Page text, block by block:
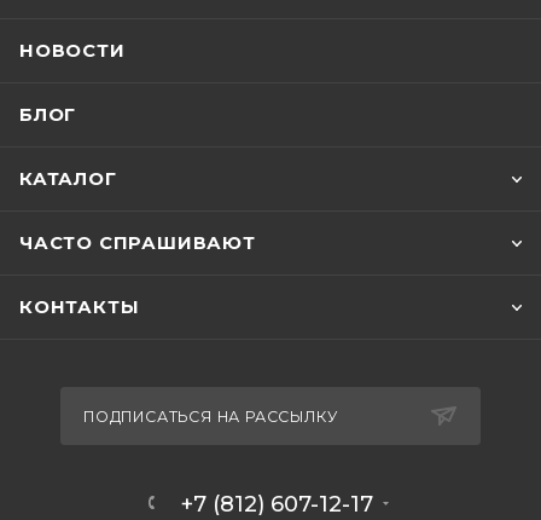
НОВОСТИ
БЛОГ
КАТАЛОГ
ЧАСТО СПРАШИВАЮТ
КОНТАКТЫ
ПОДПИСАТЬСЯ НА РАССЫЛКУ
+7 (812) 607-12-17